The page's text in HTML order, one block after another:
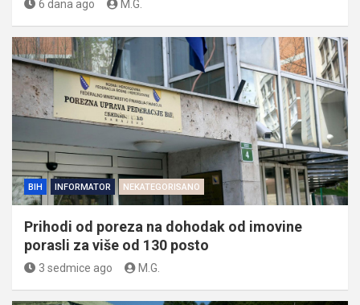
6 dana ago M.G.
BIH INFORMATOR NEKATEGORISANO
Prihodi od poreza na dohodak od imovine
porasli za više od 130 posto
3 sedmice ago M.G.